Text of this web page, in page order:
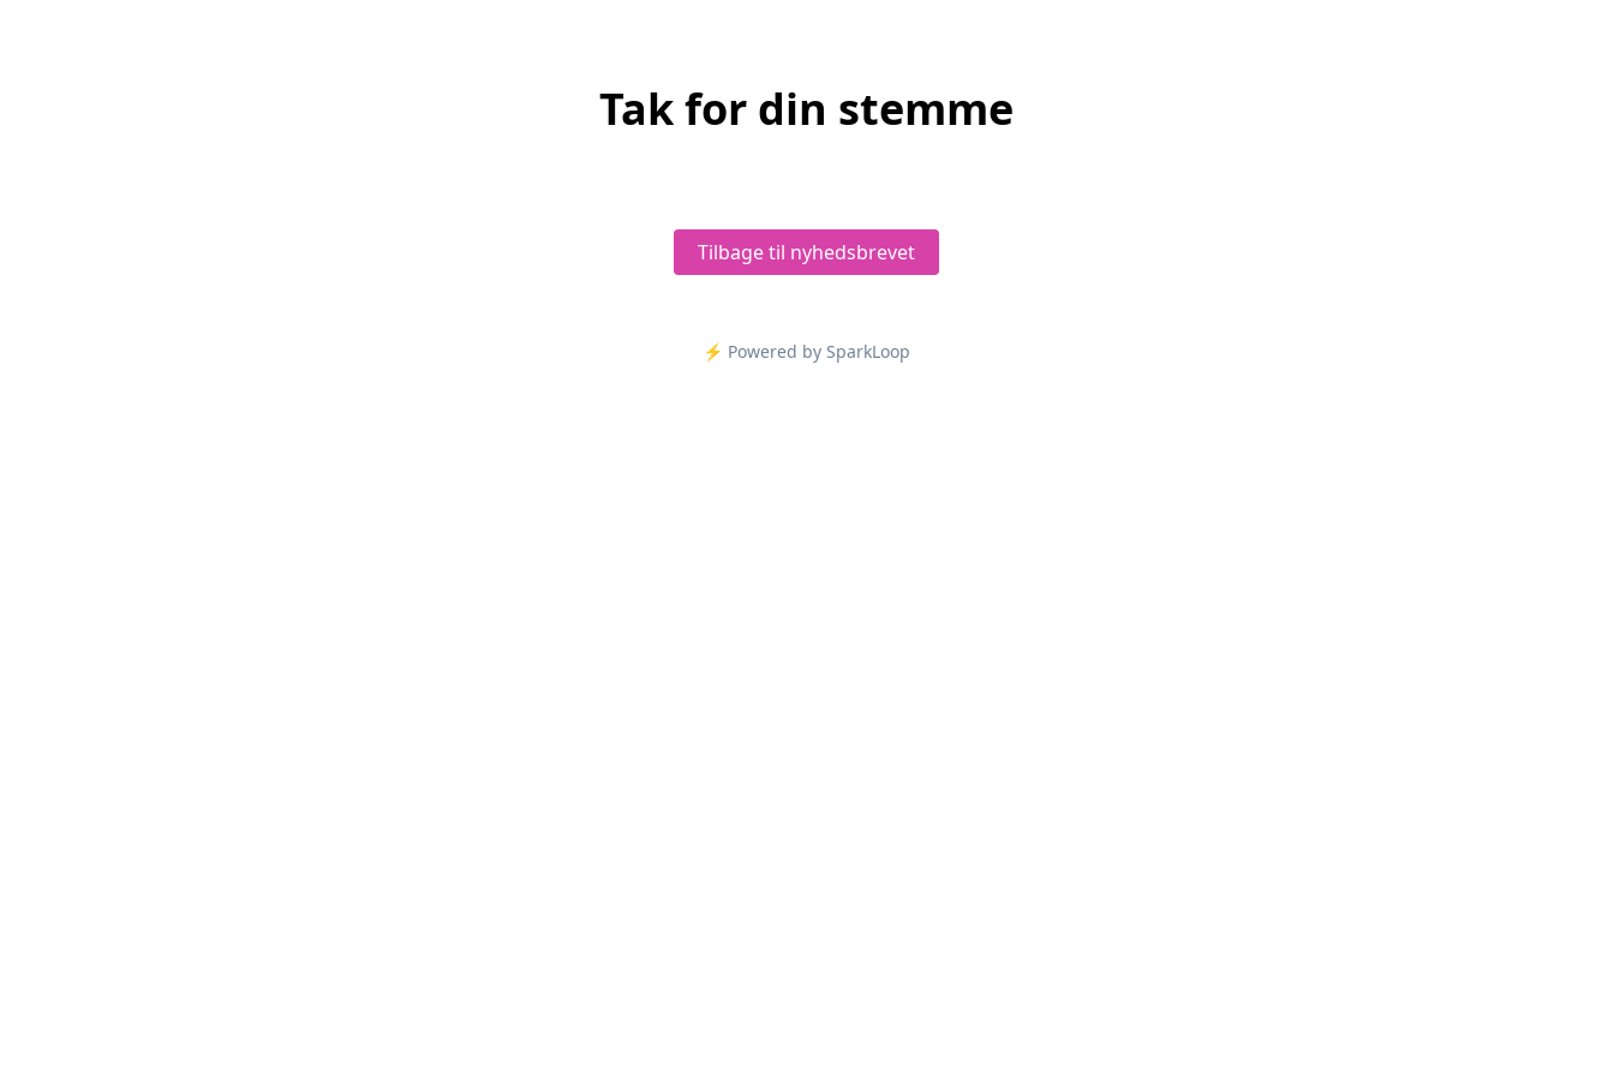
Tak for din stemme
Tilbage til nyhedsbrevet
⚡️ Powered by SparkLoop